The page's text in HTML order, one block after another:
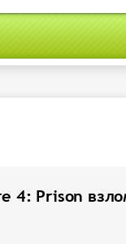
4: Prison